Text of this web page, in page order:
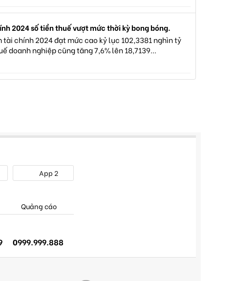
2024 số tiền thuế vượt mức thời kỳ bong bóng.
chính 2024 đạt mức cao kỷ lục 102,3381 nghìn tỷ
doanh nghiệp cũng tăng 7,6% lên 18,7139...
App 2
Quảng cáo
0999.999.888